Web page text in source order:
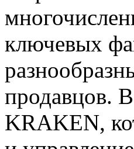
ключевых
продавцов.
KRAKEN,